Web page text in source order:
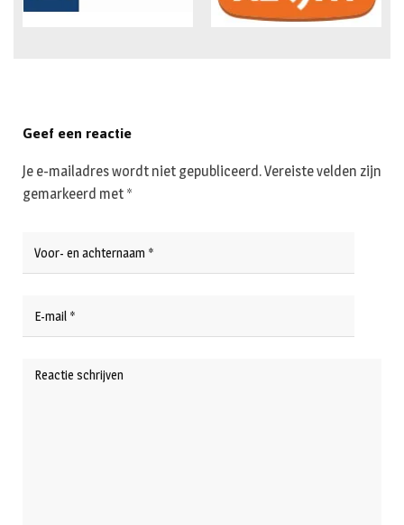
Geef een reactie
Je e-mailadres wordt niet gepubliceerd.Vereiste velden zijn
gemarkeerd met *